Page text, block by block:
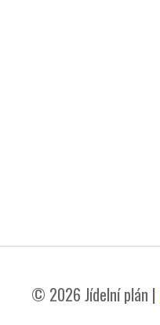
© 2026 Jídelní plán |